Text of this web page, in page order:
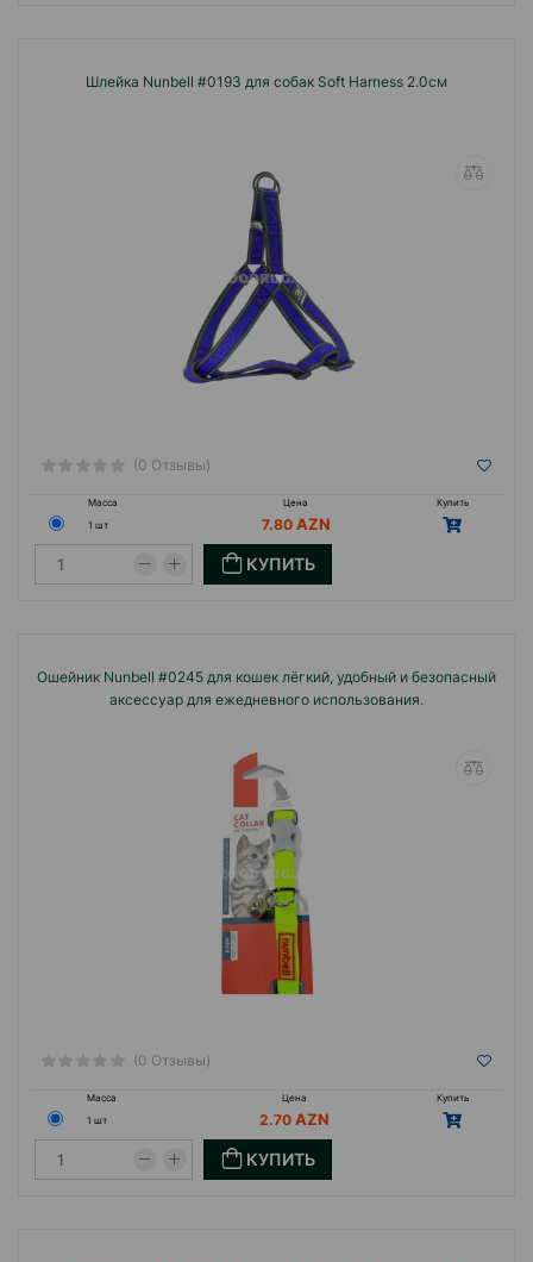
Шлейка Nunbell #0193 для собак Soft Harness 2.0см
(0 Отзывы)
Масса Цена
Купить
1 шт
7.80
КУПИТЬ
Ошейник Nunbell #0245 для кошек лёгкий, удобный и безопасный
аксессуар для ежедневного использования.
(0 Отзывы)
Масса Цена
Купить
1 шт
2.70
КУПИТЬ